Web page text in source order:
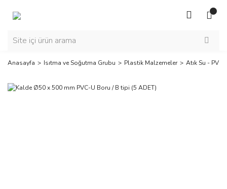
Anasayfa Isıtma ve Soğutma Grubu Plastik Malzemeler Atık Su - PVC